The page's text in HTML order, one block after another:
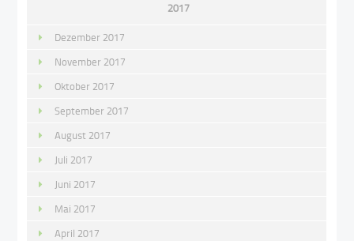
2017
Dezember 2017
November 2017
Oktober 2017
September 2017
August 2017
Juli 2017
Juni 2017
Mai 2017
April 2017